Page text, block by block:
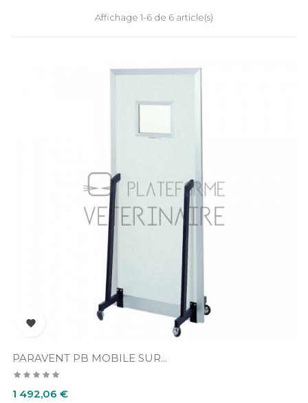
Affichage 1-6 de 6 article(s)

PARAVENT PB MOBILE SUR...
Prix
1 492,06 €